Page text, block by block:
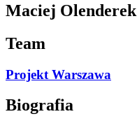
Maciej Olenderek
Team
Projekt Warszawa
Biografia